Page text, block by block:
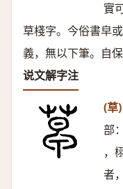
實
草棧字。今俗書皁
義，無以下筆。自
说文解字注
(草)
部
，
者